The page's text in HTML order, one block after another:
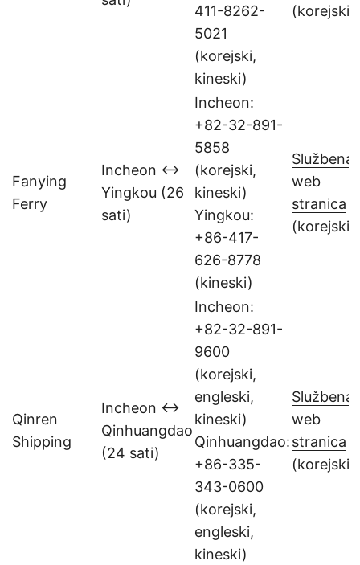
411-8262-
5021
(korejski,
kineski)
(korejski)
Fanying
Ferry
Incheon ↔
Yingkou (26
sati)
Incheon:
+82-32-891-
5858
(korejski,
kineski)
Yingkou:
+86-417-
626-8778
(kineski)
Službena
web
stranica
(korejski)
Qinren
Shipping
Incheon ↔
Qinhuangdao
(24 sati)
Incheon:
+82-32-891-
9600
(korejski,
engleski,
kineski)
Qinhuangdao:
+86-335-
343-0600
(korejski,
engleski,
kineski)
Službena
web
stranica
(korejski)